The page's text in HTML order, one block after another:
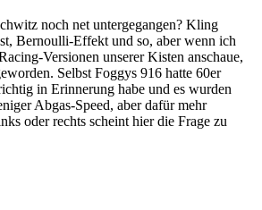
noch net untergegangen? Kling
Bernoulli-Effekt und so, aber wenn ich
Versionen unserer Kisten anschaue,
Selbst Foggys 916 hatte 60er
in Erinnerung habe und es wurden
Abgas-Speed, aber dafür mehr
oder rechts scheint hier die Frage zu